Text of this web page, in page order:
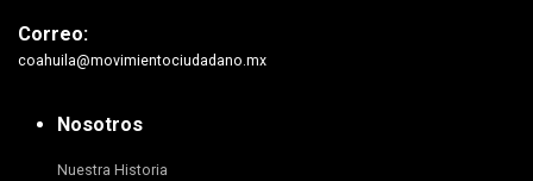
Correo:
coahuila@movimientociudadano.mx
Nosotros
Nuestra Historia